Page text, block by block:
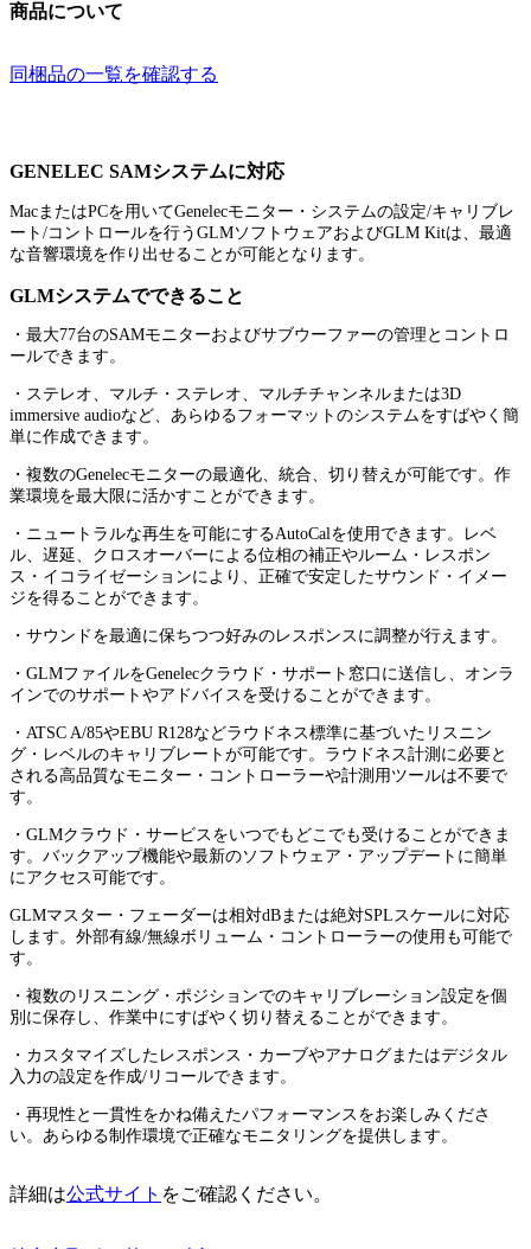
商品について
同梱品の一覧を確認する
GENELEC SAMシステムに対応
MacまたはPCを用いてGenelecモニター・システムの設定/キャリブレ
ート/コントロールを行うGLMソフトウェアおよびGLM Kitは、最適
な音響環境を作り出せることが可能となります。
GLMシステムでできること
・最大77台のSAMモニターおよびサブウーファーの管理とコントロ
ールできます。
・ステレオ、マルチ・ステレオ、マルチチャンネルまたは3D
immersive audioなど、あらゆるフォーマットのシステムをすばやく簡
単に作成できます。
・複数のGenelecモニターの最適化、統合、切り替えが可能です。作
業環境を最大限に活かすことができます。
・ニュートラルな再生を可能にするAutoCalを使用できます。レベ
ル、遅延、クロスオーバーによる位相の補正やルーム・レスポン
ス・イコライゼーションにより、正確で安定したサウンド・イメー
ジを得ることができます。
・サウンドを最適に保ちつつ好みのレスポンスに調整が行えます。
・GLMファイルをGenelecクラウド・サポート窓口に送信し、オンラ
インでのサポートやアドバイスを受けることができます。
・ATSC A/85やEBU R128などラウドネス標準に基づいたリスニン
グ・レベルのキャリブレートが可能です。ラウドネス計測に必要と
される高品質なモニター・コントローラーや計測用ツールは不要で
す。
・GLMクラウド・サービスをいつでもどこでも受けることができま
す。バックアップ機能や最新のソフトウェア・アップデートに簡単
にアクセス可能です。
GLMマスター・フェーダーは相対dBまたは絶対SPLスケールに対応
します。外部有線/無線ボリューム・コントローラーの使用も可能で
す。
・複数のリスニング・ポジションでのキャリブレーション設定を個
別に保存し、作業中にすばやく切り替えることができます。
・カスタマイズしたレスポンス・カーブやアナログまたはデジタル
入力の設定を作成/リコールできます。
・再現性と一貫性をかね備えたパフォーマンスをお楽しみくださ
い。あらゆる制作環境で正確なモニタリングを提供します。
詳細は公式サイト をご確認ください。